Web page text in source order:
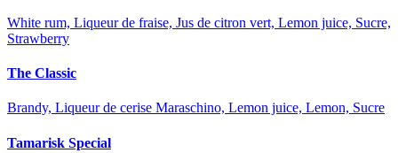
White rum, Liqueur de fraise, Jus de citron vert, Lemon juice, Sucre,
Strawberry
The Classic
Brandy, Liqueur de cerise Maraschino, Lemon juice, Lemon, Sucre
Tamarisk Special